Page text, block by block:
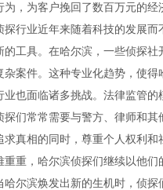
为，为客户挽回了数百万元的经
探行业近年来随着科技的发展
的工具。在哈尔滨，一些侦探
杂案件。这种专业化趋势，使得
业也面临诸多挑战。法律监管
探们常常需要与警方、律师和
求真相的同时，尊重个人权利和
重重，哈尔滨侦探们继续以他
哈尔滨焕发出新的生机时，侦